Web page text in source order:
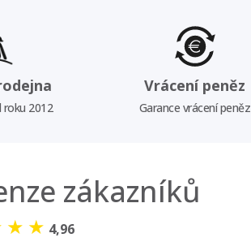
roku 2012
Vrácení peněz
Garance vrácení peněz
zákazníků
★ ★ 4,96